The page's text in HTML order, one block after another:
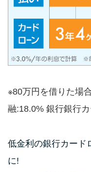
ソ
は
090
の対
申
※80万円を借りた場
融:18.0% 銀行銀行カ
低金利の銀行カード
に!